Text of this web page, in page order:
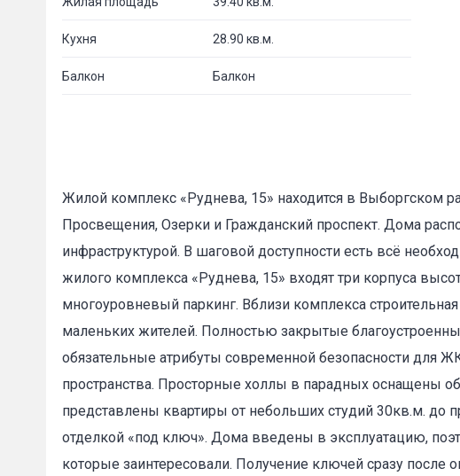
Кухня 28.90 кв.м.
Балкон Балкон
Жилой комплекс «Руднева, 15» находится в Выборгском
Просвещения, Озерки и Гражданский проспект. Дома
инфраструктурой. В шаговой доступности есть всё
жилого комплекса «Руднева, 15» входят три корпуса
многоуровневый паркинг. Вблизи комплекса
маленьких жителей. Полностью закрытые
обязательные атрибуты современной безопасности для
пространства. Просторные холлы в парадных оснащены
представлены квартиры от небольших студий 30кв.м. до
отделкой «под ключ». Дома введены в эксплуатацию,
которые заинтересовали. Получение ключей сразу